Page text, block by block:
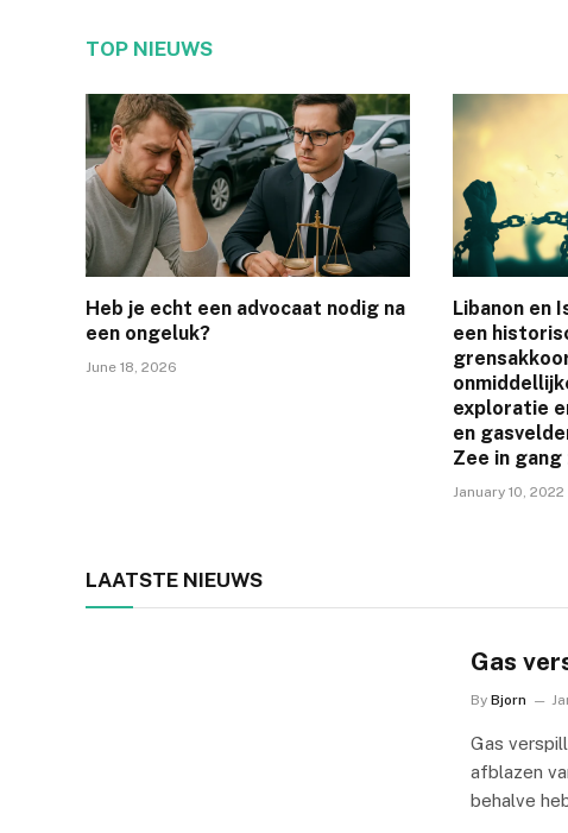
TOP NIEUWS
Heb je echt een advocaat nodig na
een ongeluk?
June 18, 2026
Libanon en
een
exploratie
en
Zee in
January 10, 2022
LAATSTE NIEUWS
Gas
By Bjorn
Gas
afblazen
behalve